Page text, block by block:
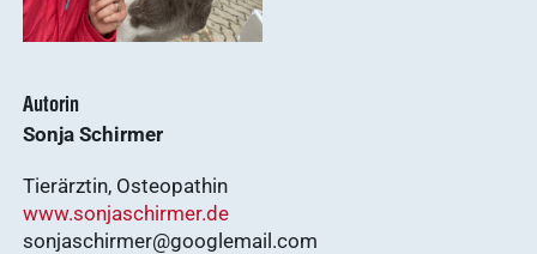
Autorin
Sonja Schirmer
Tierärztin, Osteopathin
www.sonjaschirmer.de
sonjaschirmer@googlemail.com